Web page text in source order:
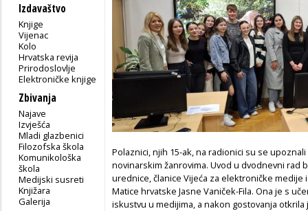
Izdavaštvo
Knjige
Vijenac
Kolo
Hrvatska revija
Prirodoslovlje
Elektroničke knjige
Zbivanja
Najave
Izvješća
Mladi glazbenici
Filozofska škola
Komunikološka
škola
Medijski susreti
Knjižara
Galerija
Polaznici, njih 15-ak, na radionici su se
novinarskim žanrovima. Uvod u dvodnevni rad
urednice, članice Vijeća za elektroničke
Matice hrvatske Jasne Vaniček-Fila. Ona je s
iskustvu u medijima, a nakon gostovanja